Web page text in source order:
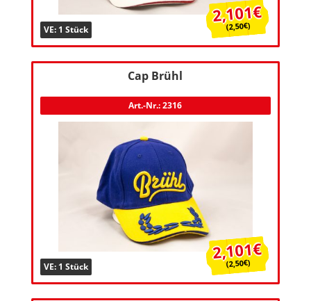
VE: 1 Stück
2,101€
(2,50€)
Cap Brühl
Art.-Nr.: 2316
VE: 1 Stück
2,101€
(2,50€)